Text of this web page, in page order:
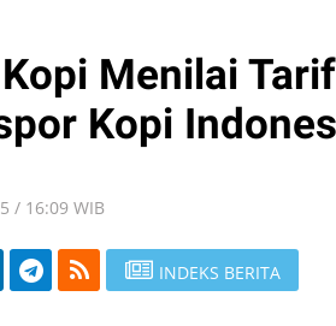
Menilai
Kopi
/ 16:09 WIB
INDEKS BERITA